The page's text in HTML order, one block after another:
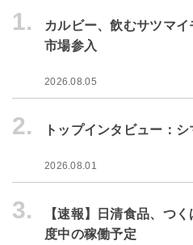
1.
カルビー、飲むサツマ
市場参入
2026.08.05
2. トップインタビュー：
2026.08.01
3.
【速報】日清食品、つ
度中の稼働予定